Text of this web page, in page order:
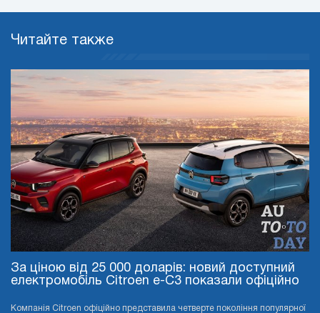
Читайте также
За ціною від 25 000 доларів: новий доступний
електромобіль Citroen e-C3 показали офіційно
Компанія Citroen офіційно представила четверте покоління популярної